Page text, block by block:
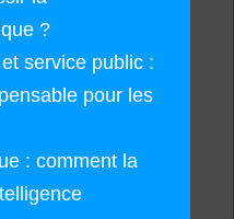
?
service public :
pour les
: comment la